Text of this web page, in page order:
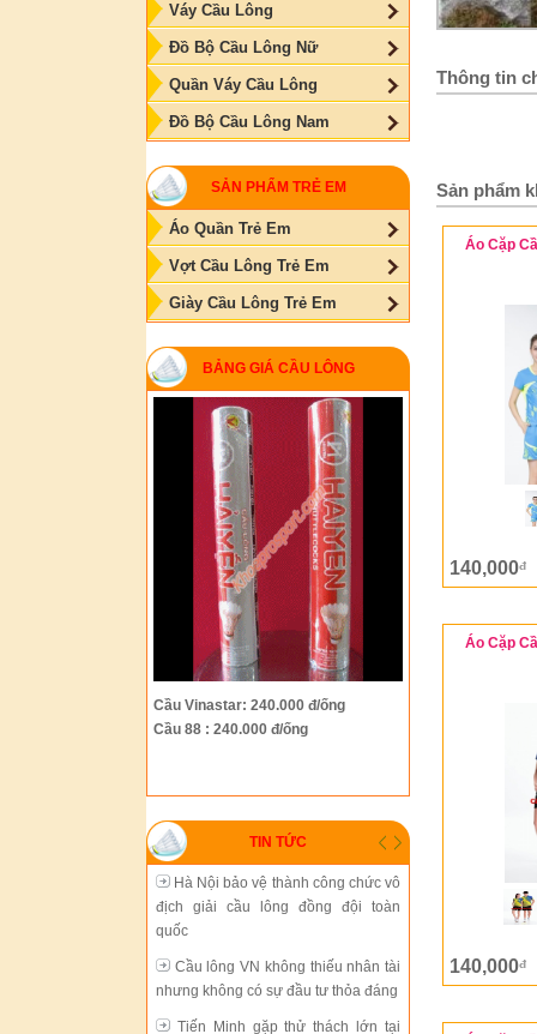
Váy Cầu Lông
Đồ Bộ Cầu Lông Nữ
Quần Váy Cầu Lông
Đồ Bộ Cầu Lông Nam
SẢN PHẨM TRẺ EM
Áo Quần Trẻ Em
Vợt Cầu Lông Trẻ Em
Giày Cầu Lông Trẻ Em
BẢNG GIÁ CẦU LÔNG
Cầu Vinastar: 240.000 đ/ống
Cầu 88 : 240.000 đ/ống
TIN TỨC
Hà Nội bảo vệ thành công chức vô
địch giải cầu lông đồng đội toàn
Cầu lông VN không thiếu nhân tài
nhưng không có sự đầu tư thỏa đáng
Tiến Minh gặp thử thách lớn tại
giải Trung Quốc mở rộng
Sự phát triển thiếu đồng bộ của
cầu lông Việt Nam
Hà Nội bảo vệ thành công chức vô
địch giải cầu lông đồng đội toàn
quốc
Cầu lông VN không thiếu nhân tài
nhưng không có sự đầu tư thỏa đáng
Tiến Minh gặp thử thách lớn tại
Thông tin
Sản phẩm
Áo Cặp
140,000đ
Áo Cặp
140,000đ